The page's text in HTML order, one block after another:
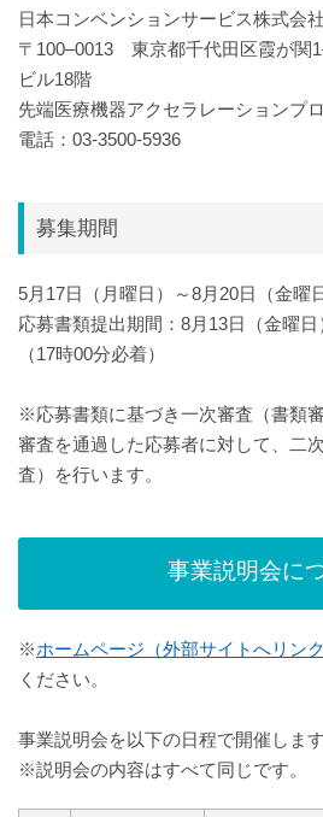
日本コンベンションサービス株式会
〒100‒0013 東京都千代田区霞が関
ビル18階
先端医療機器アクセラレーションプ
電話：03-3500-5936
募集期間
5月17日（月曜日）～8月20日（金曜日
応募書類提出期間：8月13日（金曜日
（17時00分必着）
※応募書類に基づき一次審査（書類
審査を通過した応募者に対して、二
査）を行います。
事業説明会に
※ホームページ（外部サイトへリンク
ください。
事業説明会を以下の日程で開催します
※説明会の内容はすべて同じです。